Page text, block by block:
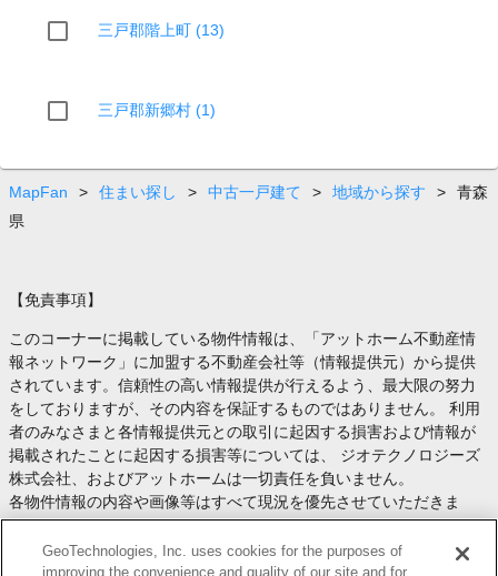
三戸郡階上町 (13)
三戸郡新郷村 (1)
MapFan > 住まい探し > 中古一戸建て > 地域から探す >
青森
県
【免責事項】
このコーナーに掲載している物件情報は、「アットホーム不動産情
報ネットワーク」に加盟する不動産会社等（情報提供元）から提供
されています。信頼性の高い情報提供が行えるよう、最大限の努力
をしておりますが、その内容を保証するものではありません。 利用
者のみなさまと各情報提供元との取引に起因する損害および情報が
掲載されたことに起因する損害等については、 ジオテクノロジーズ
株式会社、およびアットホームは一切責任を負いません。
各物件情報の内容や画像等はすべて現況を優先させていただきま
す。
お取引等（お取引の準備、資金調達等を含みます）の際には、内容
や契約条件等について、 各情報提供元より十分な説明を受け、ご自
GeoTechnologies, Inc. uses cookies for the purposes of
improving the convenience and quality of our site and for